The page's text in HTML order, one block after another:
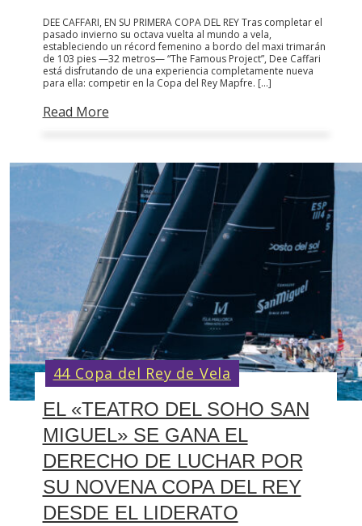
DEE CAFFARI, EN SU PRIMERA COPA DEL REY Tras completar el
pasado invierno su octava vuelta al mundo a vela,
estableciendo un récord femenino a bordo del maxi trimarán
de 103 pies —32 metros— “The Famous Project”, Dee Caffari
está disfrutando de una experiencia completamente nueva
para ella: competir en la Copa del Rey Mapfre. […]
Read More
EL «TEATRO DEL SOHO SAN
MIGUEL» SE GANA EL
DERECHO DE LUCHAR POR
SU NOVENA COPA DEL REY
DESDE EL LIDERATO
44 Copa del Rey de Vela